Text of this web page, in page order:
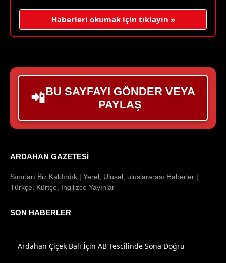
Haberleri okumak için tıklayın »
📲BU SAYFAYI GÖNDER VEYA
PAYLAŞ
ARDAHAN GAZETESI
Sınırları Biz Kaldırdık | Yerel, Ulusal, uluslararası Haberler |
Türkçe, Kürtçe, İngilizce Yayınlar
SON HABERLER
Ardahan Çiçek Balı İçin AB Tescilinde Sona Doğru